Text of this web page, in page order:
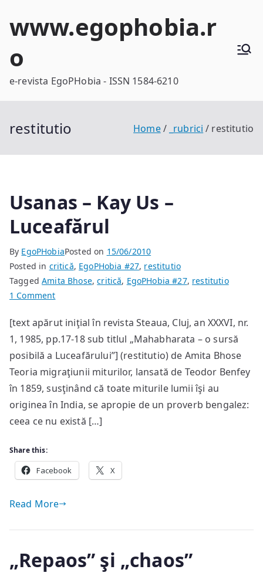
www.egophobia.r
o
e-revista EgoPHobia - ISSN 1584-6210
restitutio Home _rubrici restitutio
Usanas – Kay Us –
Luceafărul
By EgoPHobiaPosted on 15/06/2010
Posted in critică, EgoPHobia #27, restitutio
TaggedAmita Bhose,critică, EgoPHobia #27, restitutio
1 Commenton
–
Kay
Us
–
Luceafărul
[text apărut iniţial în revista Steaua, Cluj, an XXXVI, nr.
1, 1985, pp.17-18 sub titlul „Mahabharata – o sursă
posibilă a Luceafărului”] (restitutio) de Amita Bhose
Teoria migraţiunii miturilor, lansată de Teodor Benfey
în 1859, susţinând că toate miturile lumii îşi au
originea în India, se apropie de un proverb bengalez:
ceea ce nu există […]
Share this:
Facebook X
Read More
„Repaos” şi „chaos”